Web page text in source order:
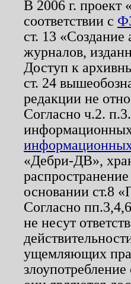
В 2006 г. проект
соответствии с
ст. 13
журналов,
Доступ к
ст. 24
редакции не
Согласно ч.2.
«Дебри-ДВ»,
основании ст.8
Согласно
не несут
ущемляющих